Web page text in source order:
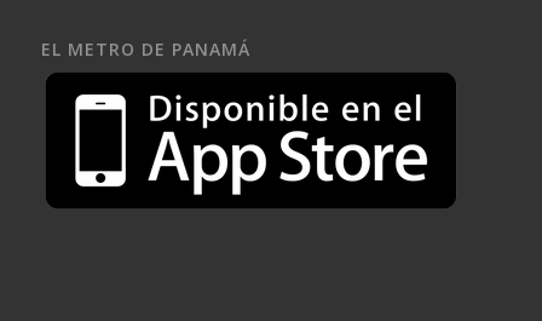
EL METRO DE PANAMÁ